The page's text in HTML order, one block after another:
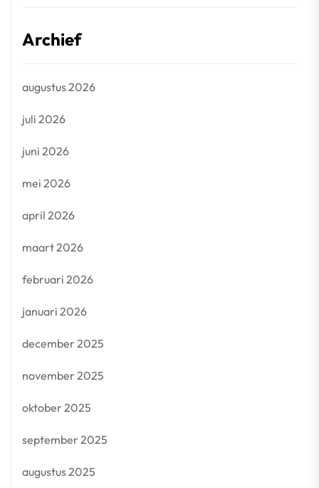
Archief
augustus 2026
juli 2026
juni 2026
mei 2026
april 2026
maart 2026
februari 2026
januari 2026
december 2025
november 2025
oktober 2025
september 2025
augustus 2025